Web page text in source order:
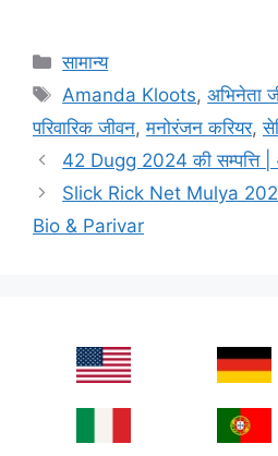
Categories
सामान्य
Tags
Amanda Kloots,अभिनेता
परिवारिक जीवन,मनोरंजन करियर,
42 Dugg 2024 की सम्पत्ति
Slick Rick Net Mulya
Bio & Parivar